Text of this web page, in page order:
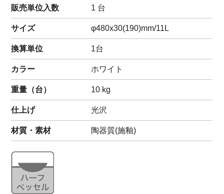
販売単位入数 1 台
サイズ φ480x30(190)mm/11L
換算単位 1台
カラー ホワイト
重量（台） 10 kg
仕上げ 光沢
材質・素材 陶器質(施釉)